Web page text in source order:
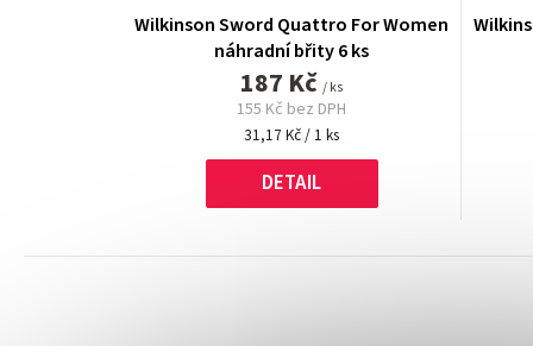
Wilkinson Sword Quattro For Women
náhradní břity 6 ks
187 Kč / ks
155 Kč bez DPH
Měrná
31,17 Kč / 1 ks
DETAIL